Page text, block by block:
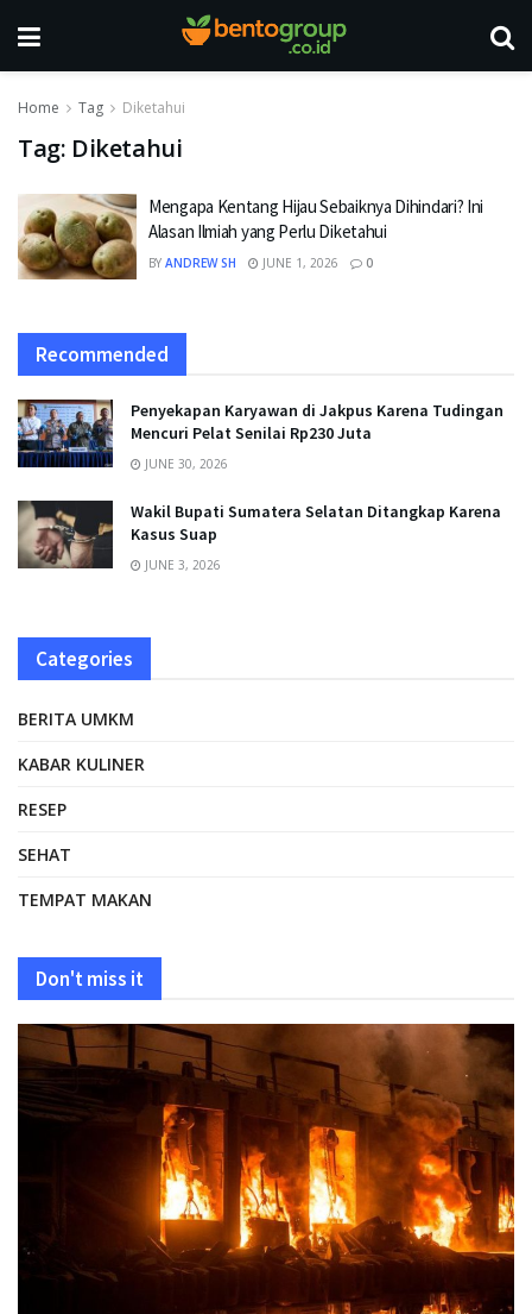
Home Tag Diketahui
Tag: Diketahui
Mengapa Kentang Hijau Sebaiknya Dihindari? Ini
Alasan Ilmiah yang Perlu Diketahui
BY ANDREW SH JUNE 1, 2026 0
Recommended
Penyekapan Karyawan di Jakpus Karena Tudingan
Mencuri Pelat Senilai Rp230 Juta
JUNE 30, 2026
Wakil Bupati Sumatera Selatan Ditangkap Karena
Kasus Suap
JUNE 3, 2026
Categories
BERITA UMKM
KABAR KULINER
RESEP
SEHAT
TEMPAT MAKAN
Don't miss it